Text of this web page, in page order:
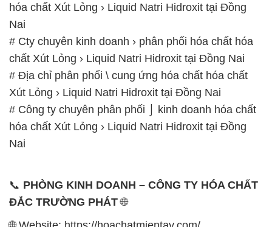
hóa chất Xút Lỏng › Liquid Natri Hidroxit tại Đồng
Nai
# Cty chuyên kinh doanh › phân phối hóa chất hóa
chất Xút Lỏng › Liquid Natri Hidroxit tại Đồng Nai
# Địa chỉ phân phối \ cung ứng hóa chất hóa chất
Xút Lỏng › Liquid Natri Hidroxit tại Đồng Nai
# Công ty chuyên phân phối ⌡ kinh doanh hóa chất
hóa chất Xút Lỏng › Liquid Natri Hidroxit tại Đồng
Nai
📞 PHÒNG KINH DOANH – CÔNG TY HÓA CHẤT
ĐẮC TRƯỜNG PHÁT🌐